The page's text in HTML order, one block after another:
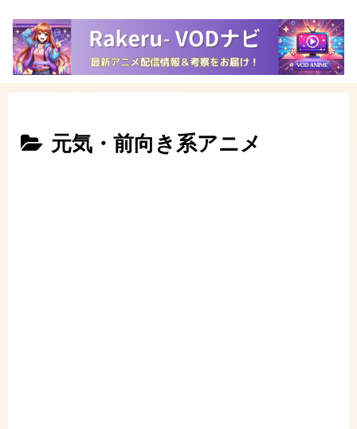
元気・前向き系アニメ